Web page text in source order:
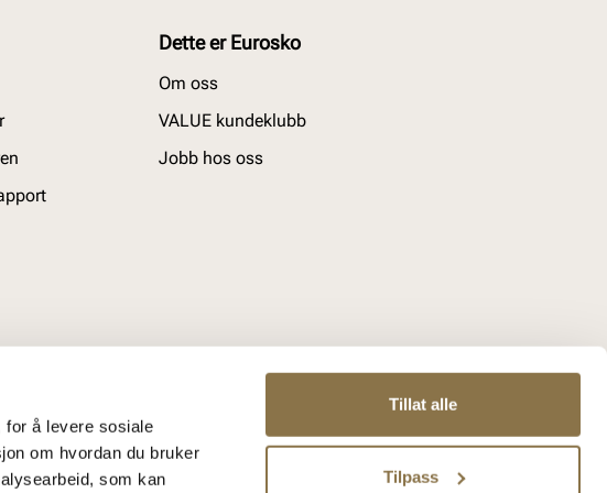
for å levere sosiale
om hvordan du bruker
som kan
Tillat alle
Tilpass
Dette er Eurosko
Om oss
VALUE kundeklubb
Jobb hos oss